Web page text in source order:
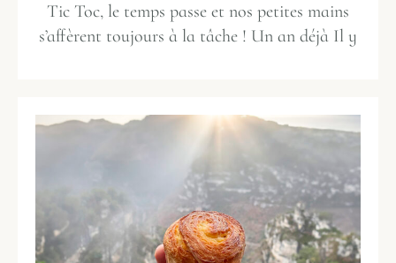
Tic Toc, le temps passe et nos petites mains
s’affèrent toujours à la tâche ! Un an déjà Il y